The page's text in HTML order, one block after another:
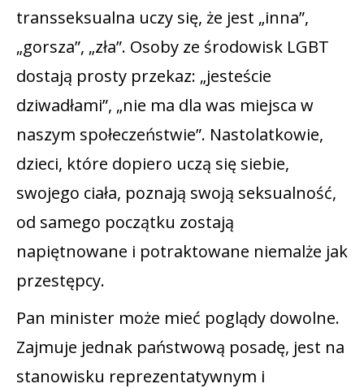
transseksualna uczy się, że jest „inna”,
„gorsza”, „zła”. Osoby ze środowisk LGBT
dostają prosty przekaz: „jesteście
dziwadłami”, „nie ma dla was miejsca w
naszym społeczeństwie”. Nastolatkowie,
dzieci, które dopiero uczą się siebie,
swojego ciała, poznają swoją seksualność,
od samego początku zostają
napiętnowane i potraktowane niemalże jak
przestępcy.
Pan minister może mieć poglądy dowolne.
Zajmuje jednak państwową posadę, jest na
stanowisku reprezentatywnym i